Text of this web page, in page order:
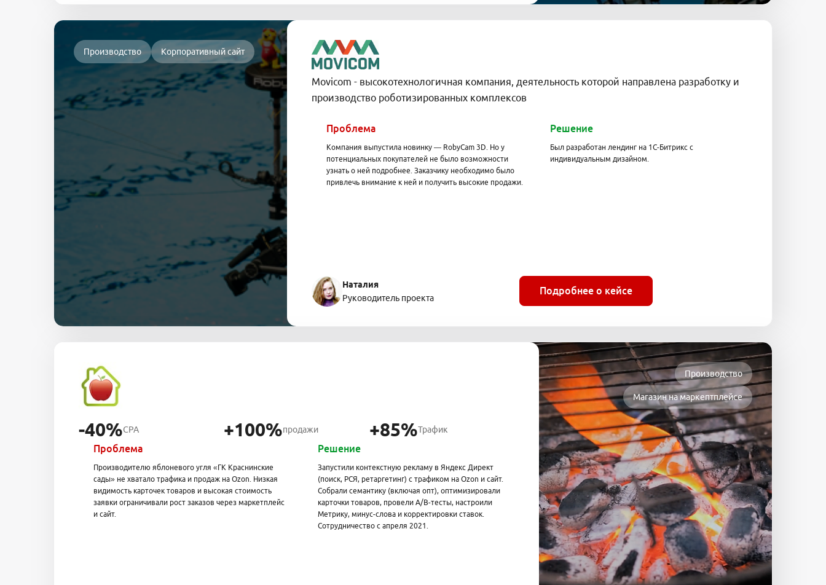
Производство Корпоративный сайт
Movicom - высокотехнологичная компания, деятельность которой направлена разработку и
производство роботизированных комплексов
Проблема
Компания выпустила новинку — RobyCam 3D. Но у
потенциальных покупателей не было возможности
узнать о ней подробнее. Заказчику необходимо было
привлечь внимание к ней и получить высокие продажи.
Решение
Был разработан лендинг на 1C-Битрикс с
индивидуальным дизайном.
Наталия
Руководитель проекта
Подробнее о кейсе
Производство
Магазин на маркептплейсе
-40%CPA +100%продажи +85%Трафик
Проблема
Производителю яблоневого угля «ГК Краснинские
сады» не хватало трафика и продаж на Ozon. Низкая
видимость карточек товаров и высокая стоимость
заявки ограничивали рост заказов через маркетплейс
и сайт.
Решение
Запустили контекстную рекламу в Яндекс Директ
(поиск, РСЯ, ретаргетинг) с трафиком на Ozon и сайт.
Собрали семантику (включая опт), оптимизировали
карточки товаров, провели A/B-тесты, настроили
Метрику, минус-слова и корректировки ставок.
Сотрудничество с апреля 2021.